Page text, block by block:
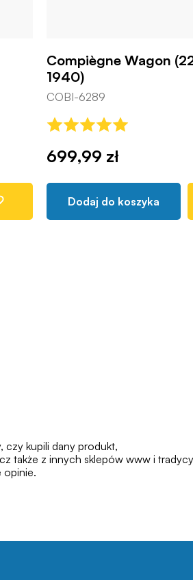
Compiègne Wagon
1940)
COBI-6289
699,99 zł
Dodaj do koszyka
kupili dany produkt,
także z innych sklepów www i
opinie.